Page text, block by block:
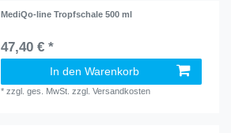
MediQo-line Tropfschale 500 ml
47,40 € *
In den Warenkorb
*zzgl. ges. MwSt. zzgl.Versandkosten